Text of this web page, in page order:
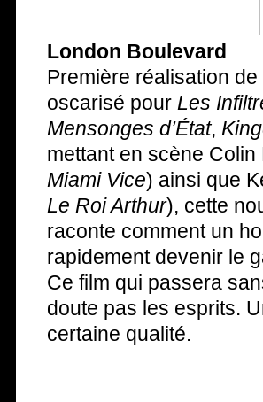
London Boulevard
Première réalisation
oscarisé pour Les
Mensonges d’État,
mettant en scène Colin
Miami Vice) ainsi que
Le Roi Arthur), cette
raconte comment un
rapidement devenir le
Ce film qui passera
doute pas les esprits.
certaine qualité.